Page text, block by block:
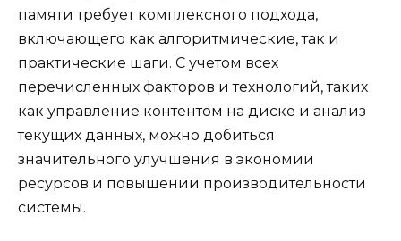
памяти требует комплексного подхода,
включающего как алгоритмические, так и
практические шаги. С учетом всех
перечисленных факторов и технологий, таких
как управление контентом на диске и анализ
текущих данных, можно добиться
значительного улучшения в экономии
ресурсов и повышении производительности
системы.